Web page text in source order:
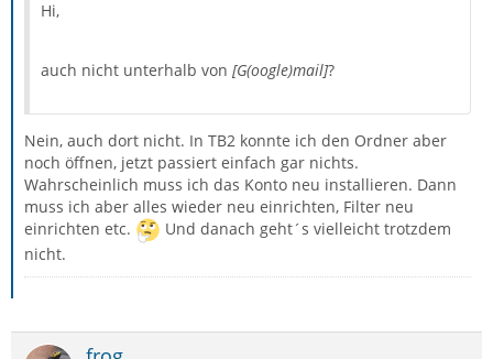
Hi,
auch nicht unterhalb von [G(oogle)mail]?
Nein, auch dort nicht. In TB2 konnte ich den Ordner aber
noch öffnen, jetzt passiert einfach gar nichts.
Wahrscheinlich muss ich das Konto neu installieren. Dann
muss ich aber alles wieder neu einrichten, Filter neu
einrichten etc.
Und danach geht´s vielleicht trotzdem
nicht.